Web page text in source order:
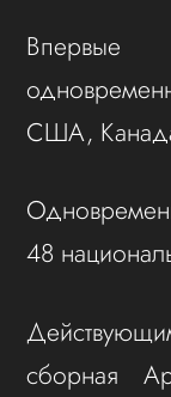
США,
48
сборная